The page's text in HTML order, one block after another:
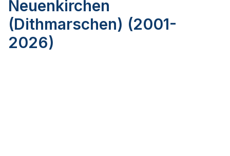
Neuenkirchen
(Dithmarschen) (2001-
2026)